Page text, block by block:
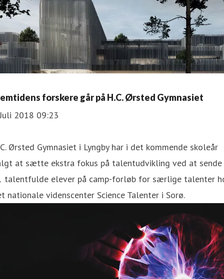
forskere går på H.C. Ørsted Gymnasiet
2018 09:23
Ørsted Gymnasiet i Lyngby har i det kommende skoleår
at sætte ekstra fokus på talentudvikling ved at sende
talentfulde elever på camp-forløb for særlige talenter
nationale videnscenter Science Talenter i Sorø.